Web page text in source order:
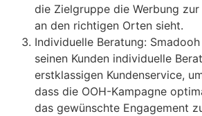
die Zielgruppe die Werbung
an den richtigen Orten sieht.
Individuelle Beratung:
seinen Kunden individuelle
erstklassigen Kundenservice,
dass die OOH-Kampagne
das gewünschte Engagement